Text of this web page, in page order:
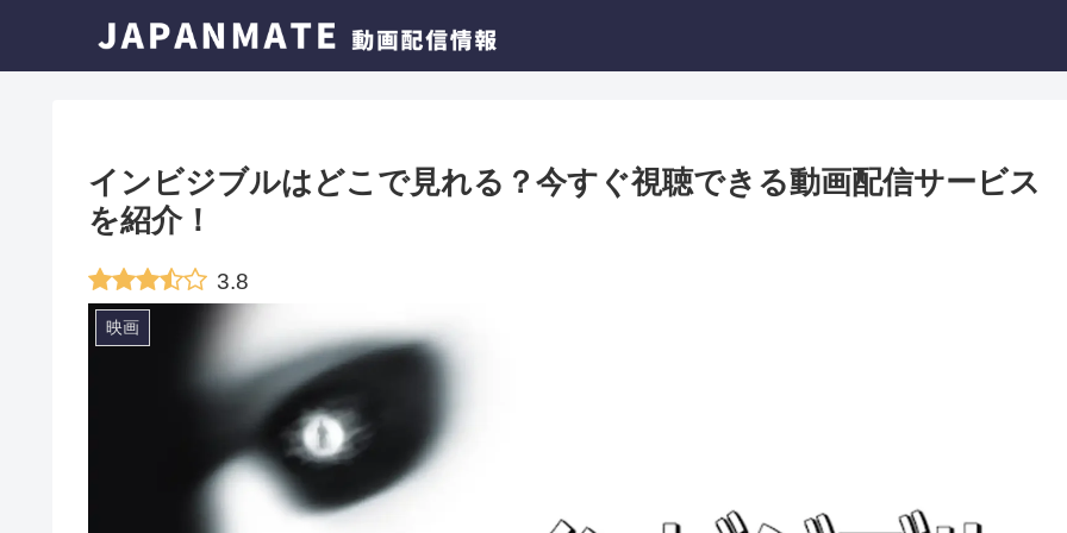
インビジブルはどこで見れる？今すぐ視聴できる動画配信サービス
を紹介！
3.8
映画